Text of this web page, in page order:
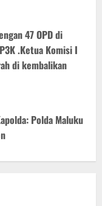
47 OPD di
.Ketua Komisi I
di kembalikan
Polda Maluku